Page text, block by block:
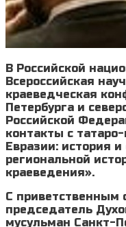
В Российской
Всероссийская
краеведческая
Петербурга и
Российской
контакты с
Евразии: история
региональной
краеведения».
С приветственным
председатель
мусульман Санкт-